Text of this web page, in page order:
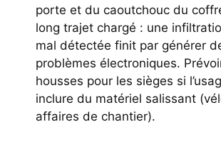
porte et du caoutchouc du
long trajet chargé : une
mal détectée finit par générer
problèmes électroniques.
housses pour les sièges si
inclure du matériel salissant
affaires de chantier).